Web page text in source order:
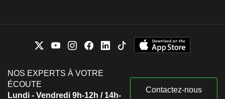
NOS EXPERTS À VOTRE
ÉCOUTE
Lundi - Vendredi 9h-12h / 14h-
Contactez-nous